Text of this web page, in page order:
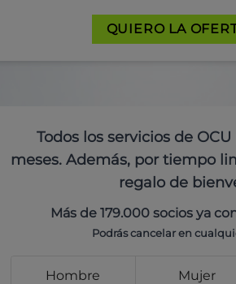
QUIERO LA
Todos los servicios de
meses. Además, por tiempo
regalo de
Más de 179.000 socios ya
Podrás cancelar en
Hombre Mujer